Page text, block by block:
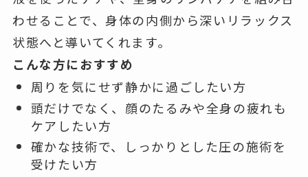
わせることで、身体の内側から深いリラックス
状態へと導いてくれます。
こんな方におすすめ
周りを気にせず静かに過ごしたい方
頭だけでなく、顔のたるみや全身の疲れも
ケアしたい方
確かな技術で、しっかりとした圧の施術を
受けたい方